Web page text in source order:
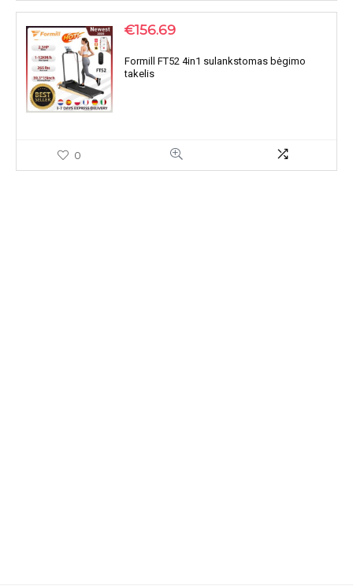
€156.69
Formill FT52 4in1 sulankstomas bėgimo
takelis
0